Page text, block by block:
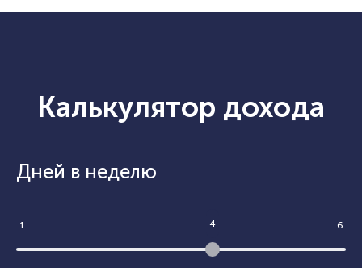
Калькулятор дохода
Дней в неделю
4
1 6